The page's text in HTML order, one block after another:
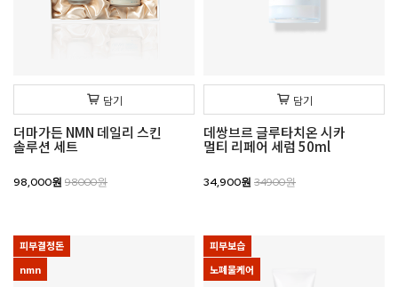
담기
더마가든 NMN 데일리 스킨
솔루션 세트
98,000원 98000원
담기
데쌍브르 글루타치온 시카
멀티 리페어 세럼 50ml
34,900원 34900원
피부결정돈
nmn
피부보습
노폐물케어